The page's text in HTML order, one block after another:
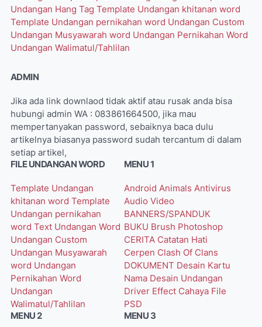
Undangan Hang Tag Template Undangan khitanan word
Template Undangan pernikahan word Undangan Custom
Undangan Musyawarah word Undangan Pernikahan Word
Undangan Walimatul/Tahlilan
ADMIN
Jika ada link downlaod tidak aktif atau rusak anda bisa
hubungi admin WA : 083861664500, jika mau
mempertanyakan password, sebaiknya baca dulu
artikelnya biasanya password sudah tercantum di dalam
setiap artikel,
FILE UNDANGAN WORD
Template Undangan
khitanan word Template
Undangan pernikahan
word Text Undangan Word
Undangan Custom
Undangan Musyawarah
word Undangan
Pernikahan Word
Undangan
Walimatul/Tahlilan
MENU 1
Android Animals Antivirus
Audio Video
BANNERS/SPANDUK
BUKU Brush Photoshop
CERITA Catatan Hati
Cerpen Clash Of Clans
DOKUMENT Desain Kartu
Nama Desain Undangan
Driver Effect Cahaya File
PSD
MENU 2
MENU 3